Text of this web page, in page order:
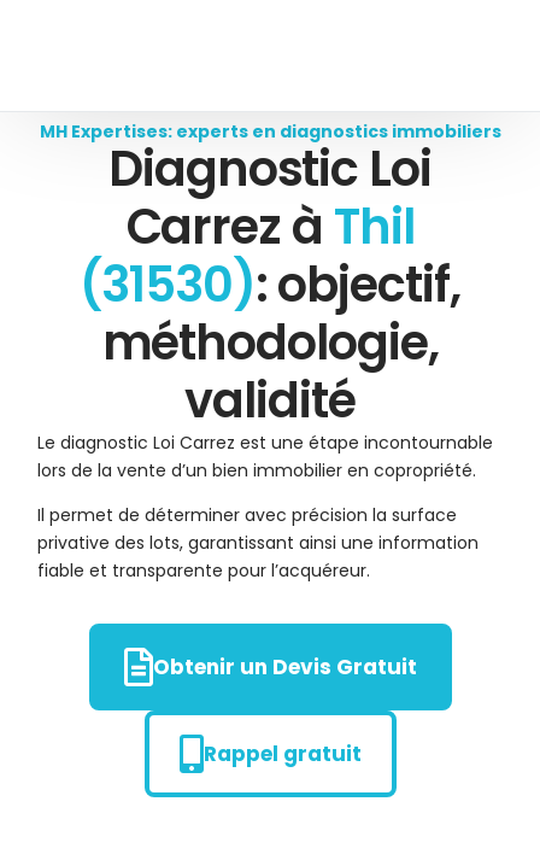
MH Expertises: experts en diagnostics immobiliers
Diagnostic Loi
Carrez à Thil
(31530): objectif,
méthodologie,
validité
Le diagnostic Loi Carrez est une étape incontournable
lors de la vente d’un bien immobilier en copropriété.
Il permet de déterminer avec précision la surface
privative des lots, garantissant ainsi une information
fiable et transparente pour l’acquéreur.
Obtenir un Devis Gratuit
Rappel gratuit